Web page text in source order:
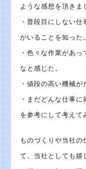
ような感想を頂きま
・普段目にしない
がいることを知った。
・色々な作業があ
なと感じた。
・値段の高い機械が
・まだどんな仕事
を参考にして考えて
ものづくりや当社の
て、当社としても嬉